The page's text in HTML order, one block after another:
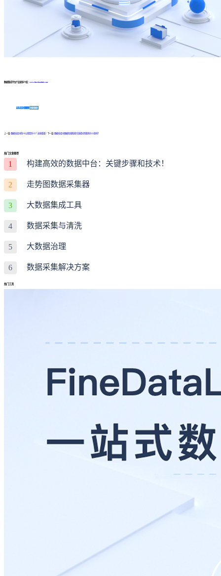
数据集成平台产品更多介绍： www.finedatalink.com
免费体验Demo 咨询方案
上一篇: 数据仓库中的ETL过程是什么？进来看看！ 下一篇: 数据仓库中数据存储和索引选择对性能有什么影响？
热门文章推荐
1 构建高效的数据中台：关键步骤和技术！
2 走势图数据采集器
3 大数据集成工具
4 数据采集与清洗
5 大数据治理
6 数据采集解决方案
热门工具